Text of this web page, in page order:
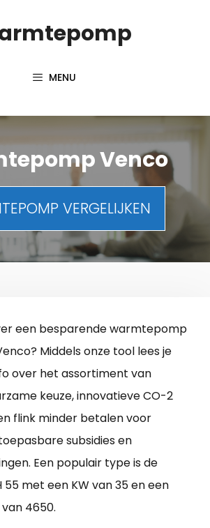
MENU
Venco
VERGELIJKEN
een besparende warmtepomp
Middels onze tool lees je
over het assortiment van
keuze, innovatieve CO-2
flink minder betalen voor
subsidies en
Een populair type is de
55 met een KW van 35 en een
4650.